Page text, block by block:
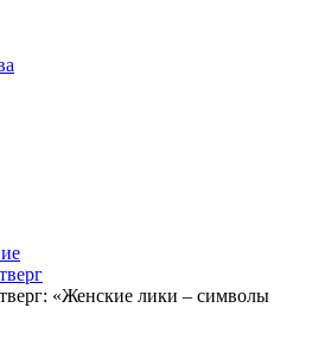
«Женские лики – символы